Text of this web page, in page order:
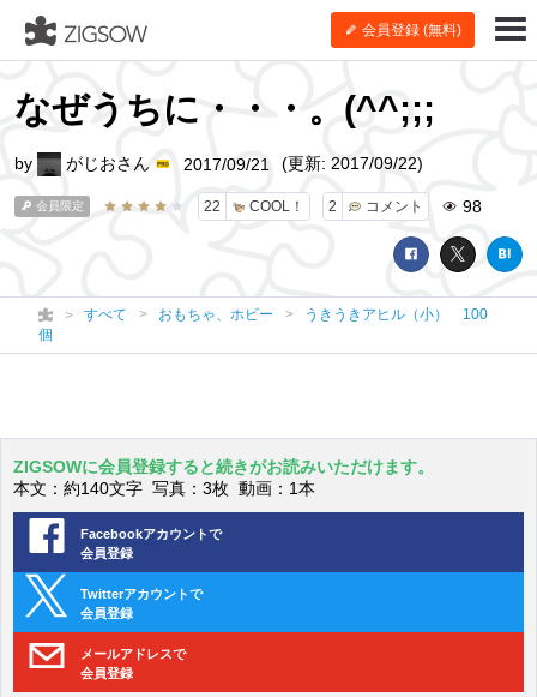
会員登録 (無料)
なぜうちに・・・。(^^;;;
会員限定 22 COOL！ 2 コメント 98
by がじおさん 2017/09/21 (更新: 2017/09/22)
すべて おもちゃ、ホビー
うきうきアヒル（小） 100
個
ZIGSOWに会員登録すると続きがお読みいただけます。
本文：約140文字 写真：3枚 動画：1本
Facebookアカウントで
会員登録
Twitterアカウントで
会員登録
メールアドレスで
会員登録